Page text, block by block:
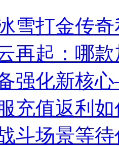
雪打金传
再起：哪
强化新核
充值返利
斗场景等